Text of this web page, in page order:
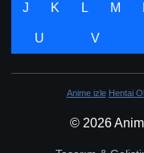
J K L M
U V
Anime izle Hentai
© 2026